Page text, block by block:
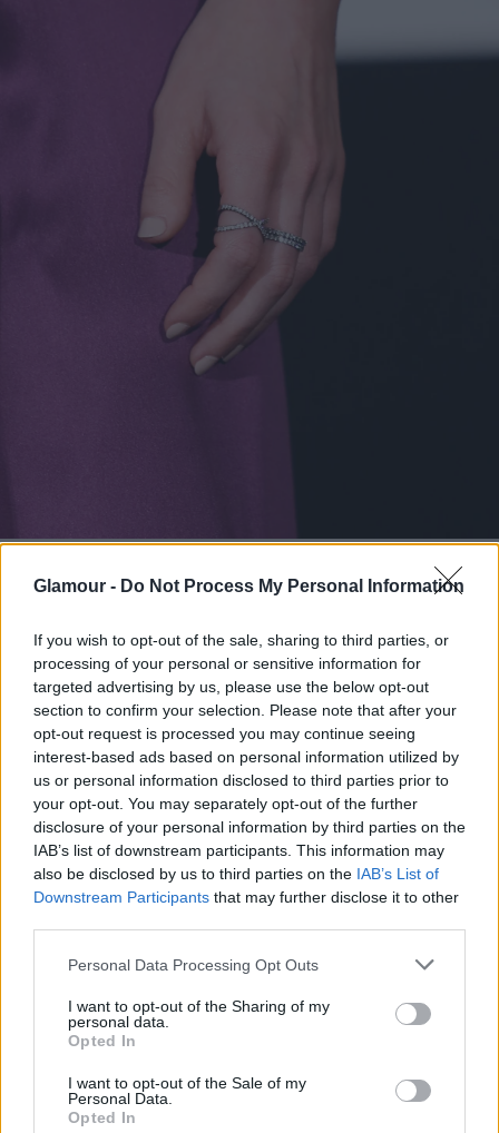
Glamour - Do Not Process My Personal Information
If you wish to opt-out of the sale, sharing to third parties, or
processing of your personal or sensitive information for
targeted advertising by us, please use the below opt-out
section to confirm your selection. Please note that after your
opt-out request is processed you may continue seeing
interest-based ads based on personal information utilized by
us or personal information disclosed to third parties prior to
your opt-out. You may separately opt-out of the further
disclosure of your personal information by third parties on the
IAB’s list of downstream participants. This information may
also be disclosed by us to third parties on the IAB’s List of
Downstream Participants that may further disclose it to other
Please note that this website/app uses one or more Google
not limited to your visit or usage behaviour. You may click to
grant or deny consent to Google and its third-party tags to
use your data for below specified purposes in below Google
consent section.
Personal Data Processing Opt Outs
I want to opt-out of the Sharing of my
personal data.
Opted In
I want to opt-out of the Sale of my
Personal Data.
Opted In
Fotó:Getty Images
Megan Fox egy igazi szexszimbólum. A férfiak
rajonganak érte. Ha jobban megnézzük azonban
van ott valami. Nézted már meg közelebbről a
hüvelykujját? Ez egy viszonylag gyakori születési
rendellenesség, ami sajnos egyáltalán nem nőies.
De megnyugtató, hogy ezzel együtt is lehet álomnő
valaki.